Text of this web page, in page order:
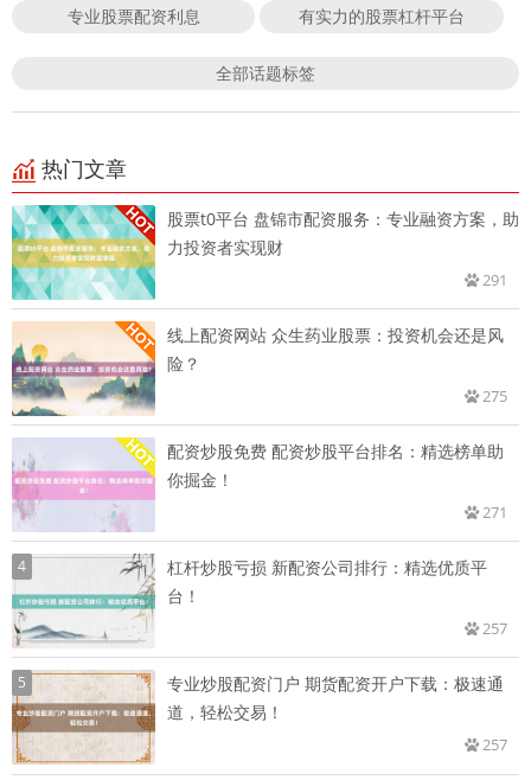
专业股票配资利息 有实力的股票杠杆平台
全部话题标签
热门文章
股票t0平台 盘锦市配资服务：专业融资方案，助
力投资者实现财
291
线上配资网站 众生药业股票：投资机会还是风
险？
275
配资炒股免费 配资炒股平台排名：精选榜单助
你掘金！
271
4
杠杆炒股亏损 新配资公司排行：精选优质平
台！
257
5
专业炒股配资门户 期货配资开户下载：极速通
道，轻松交易！
257